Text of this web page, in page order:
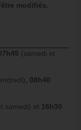
modifiés.
(samedi et
08h40
samedi) et 16h30